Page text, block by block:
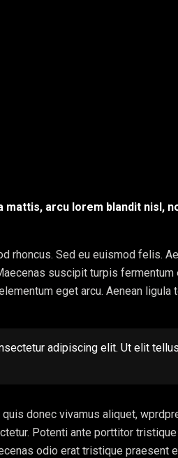
mattis, arcu lorem blandit nisl,
rhoncus. Sed eu euismod felis.
suscipit turpis
eget arcu. Aenean
adipiscing elit. Ut elit
donec vivamus aliquet,
Potenti ante porttitor
odio erat tristique